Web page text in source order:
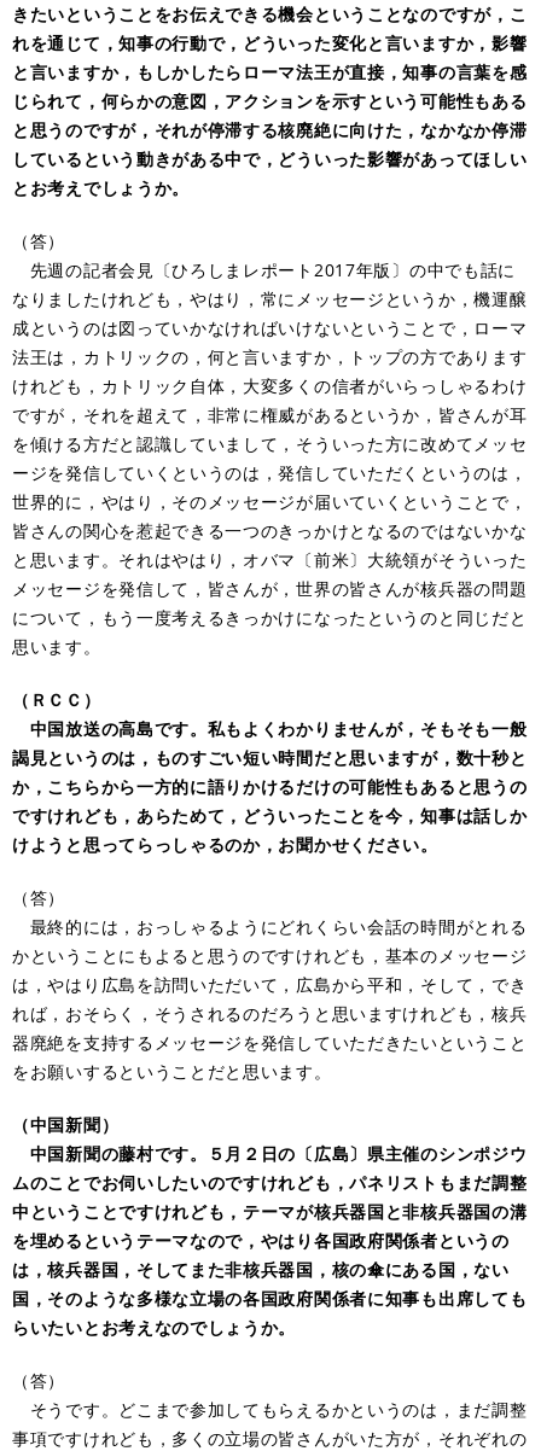
きたいということをお伝えできる機会ということなのですが，こ
れを通じて，知事の行動で，どういった変化と言いますか，影響
と言いますか，もしかしたらローマ法王が直接，知事の言葉を感
じられて，何らかの意図，アクションを示すという可能性もある
と思うのですが，それが停滞する核廃絶に向けた，なかなか停滞
しているという動きがある中で，どういった影響があってほしい
とお考えでしょうか。
（答）
先週の記者会見〔ひろしまレポート2017年版〕の中でも話に
なりましたけれども，やはり，常にメッセージというか，機運醸
成というのは図っていかなければいけないということで，ローマ
法王は，カトリックの，何と言いますか，トップの方であります
けれども，カトリック自体，大変多くの信者がいらっしゃるわけ
ですが，それを超えて，非常に権威があるというか，皆さんが耳
を傾ける方だと認識していまして，そういった方に改めてメッセ
ージを発信していくというのは，発信していただくというのは，
世界的に，やはり，そのメッセージが届いていくということで，
皆さんの関心を惹起できる一つのきっかけとなるのではないかな
と思います。それはやはり，オバマ〔前米〕大統領がそういった
メッセージを発信して，皆さんが，世界の皆さんが核兵器の問題
について，もう一度考えるきっかけになったというのと同じだと
思います。
（ＲＣＣ）
中国放送の高島です。私もよくわかりませんが，そもそも一般
謁見というのは，ものすごい短い時間だと思いますが，数十秒と
か，こちらから一方的に語りかけるだけの可能性もあると思うの
ですけれども，あらためて，どういったことを今，知事は話しか
けようと思ってらっしゃるのか，お聞かせください。
（答）
最終的には，おっしゃるようにどれくらい会話の時間がとれる
かということにもよると思うのですけれども，基本のメッセージ
は，やはり広島を訪問いただいて，広島から平和，そして，でき
れば，おそらく，そうされるのだろうと思いますけれども，核兵
器廃絶を支持するメッセージを発信していただきたいということ
をお願いするということだと思います。
（中国新聞）
中国新聞の藤村です。５月２日の〔広島〕県主催のシンポジウ
ムのことでお伺いしたいのですけれども，パネリストもまだ調整
中ということですけれども，テーマが核兵器国と非核兵器国の溝
を埋めるというテーマなので，やはり各国政府関係者というの
は，核兵器国，そしてまた非核兵器国，核の傘にある国，ない
国，そのような多様な立場の各国政府関係者に知事も出席しても
らいたいとお考えなのでしょうか。
（答）
そうです。どこまで参加してもらえるかというのは，まだ調整
事項ですけれども，多くの立場の皆さんがいた方が，それぞれの